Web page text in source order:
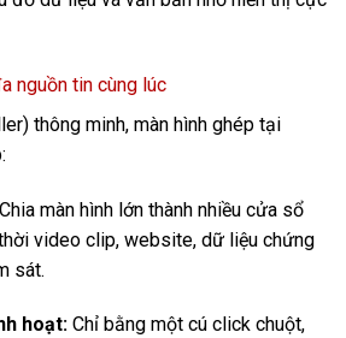
nguồn tin cùng lúc
thông minh, màn hình ghép tại
Chia màn hình lớn thành nhiều cửa sổ
video clip, website, dữ liệu chứng
sát.
hoạt: Chỉ bằng một cú click chuột,